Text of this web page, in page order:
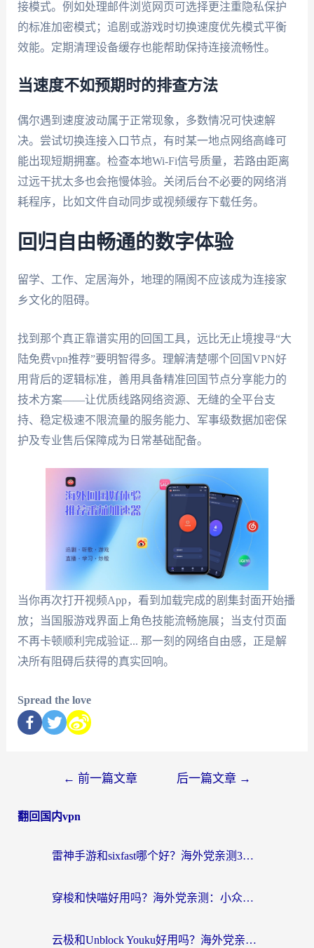
接模式。例如处理邮件浏览网页可选择更注重隐私保护
的标准加密模式；追剧或游戏时切换速度优先模式平衡
效能。定期清理设备缓存也能帮助保持连接流畅性。
当速度不如预期时的排查方法
偶尔遇到速度波动属于正常现象，多数情况可快速解
决。尝试切换连接入口节点，有时某一地点网络高峰可
能出现短期拥塞。检查本地Wi-Fi信号质量，若路由距离
过远干扰太多也会拖慢体验。关闭后台不必要的网络消
耗程序，比如文件自动同步或视频缓存下载任务。
回归自由畅通的数字体验
留学、工作、定居海外，地理的隔阂不应该成为连接家
乡文化的阻碍。
找到那个真正靠谱实用的回国工具，远比无止境搜寻“大
陆免费vpn推荐”要明智得多。理解清楚哪个回国VPN好
用背后的逻辑标准，善用具备精准回国节点分享能力的
技术方案——让优质线路网络资源、无缝的全平台支
持、稳定极速不限流量的服务能力、军事级数据加密保
护及专业售后保障成为日常基础配备。
当你再次打开视频App，看到加载完成的剧集封面开始播
放；当国服游戏界面上角色技能流畅施展；当支付页面
不再卡顿顺利完成验证... 那一刻的网络自由感，正是解
决所有阻碍后获得的真实回响。
Spread the love
← 前一篇文章 后一篇文章 →
翻回国内vpn
雷神手游和sixfast哪个好？海外党亲测3款回国加速器，教你选对不踩坑
穿梭和快喵好用吗？海外党亲测：小众加速器对比+番茄加速器深度体验
云极和Unblock Youku好用吗？海外党亲测+2026回国加速器避坑指南